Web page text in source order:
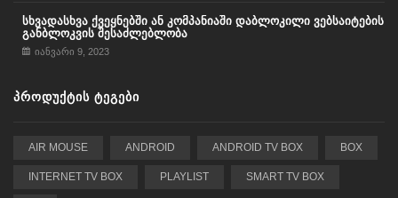
სხვადასხვა ქვეყნებში ან კომპანიაში დაბლოკილი ვებსაიტების
განბლოკვის შესაძლებლობა
იანვარი 9, 2023
ᲞᲠᲝᲓᲣᲥᲢᲘᲡ ᲢᲔᲒᲔᲑᲘ
AIR MOUSE ANDROID ANDROID TV BOX BOX
INTERNET TV BOX PLAYLIST SMART TV BOX